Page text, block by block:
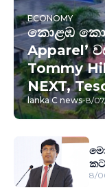
ECONOMY
කොළඹ
Apparel’
Tommy
NEXT,
lanka C news-8/
8/